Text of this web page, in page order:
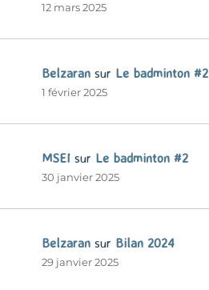
12 mars 2025
Belzaran sur Le badminton #2
1 février 2025
MSEI sur Le badminton #2
30 janvier 2025
Belzaran sur Bilan 2024
29 janvier 2025